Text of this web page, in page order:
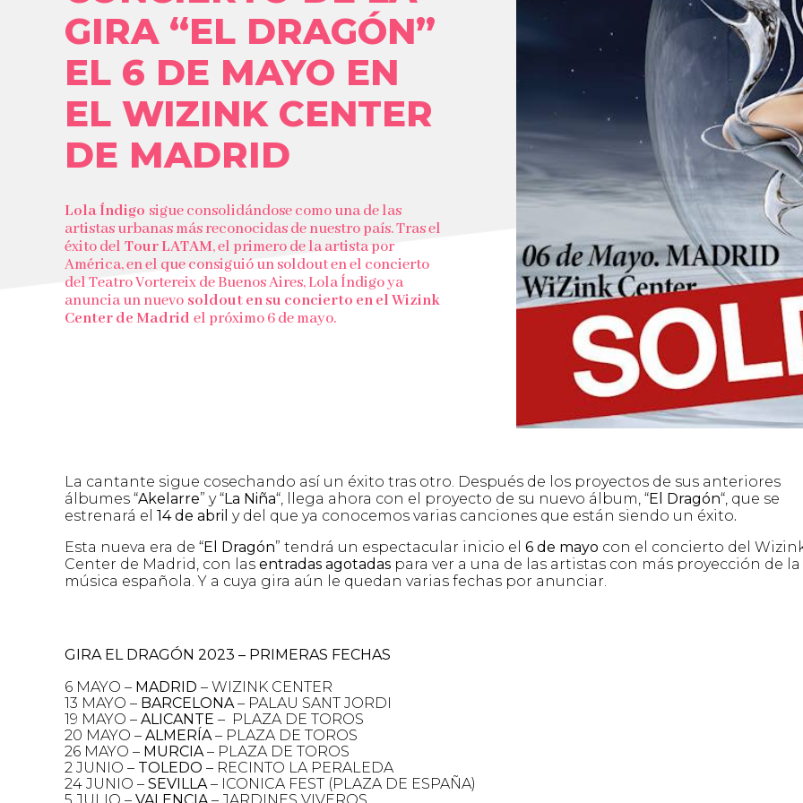
GIRA “EL DRAGÓN”
EL 6 DE MAYO EN
EL WIZINK CENTER
DE MADRID
Lola Índigo sigue consolidándose como una de las
artistas urbanas más reconocidas de nuestro país. Tras el
éxito del Tour LATAM, el primero de la artista por
América, en el que consiguió un soldout en el concierto
del Teatro Vortereix de Buenos Aires, Lola Índigo ya
anuncia un nuevo soldout en su concierto en el Wizink
Center de Madrid el próximo 6 de mayo.
La cantante sigue cosechando así un éxito tras otro. Después de los proyectos de sus anteriores
álbumes “Akelarre” y “La Niña“, llega ahora con el proyecto de su nuevo álbum, “El Dragón“, que se
estrenará el 14 de abril y del que ya conocemos varias canciones que están siendo un éxito.
Esta nueva era de “El Dragón” tendrá un espectacular inicio el 6 de mayo con el concierto del
Center de Madrid, con las entradas agotadas para ver a una de las artistas con más proyección de la
música española. Y a cuya gira aún le quedan varias fechas por anunciar.
GIRA EL DRAGÓN 2023 – PRIMERAS FECHAS
6 MAYO – MADRID – WIZINK CENTER
13 MAYO – BARCELONA– PALAU SANT JORDI
19 MAYO – ALICANTE – PLAZA DE TOROS
20 MAYO – ALMERÍA– PLAZA DE TOROS
26 MAYO – MURCIA– PLAZA DE TOROS
2 JUNIO – TOLEDO – RECINTO LA PERALEDA
24 JUNIO – SEVILLA– ICONICA FEST (PLAZA DE ESPAÑA)